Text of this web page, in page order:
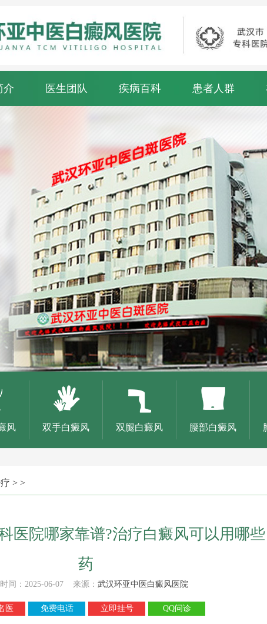
介 医生团队 疾病百科 患者人群
风 双手白癜风 双腿白癜风 腰部白癜风
> >
医院哪家靠谱?治疗白癜风可以用哪些
药
间：2025-06-07 来源： 武汉环亚中医白癜风医院
医 免费电话 立即挂号 QQ问诊